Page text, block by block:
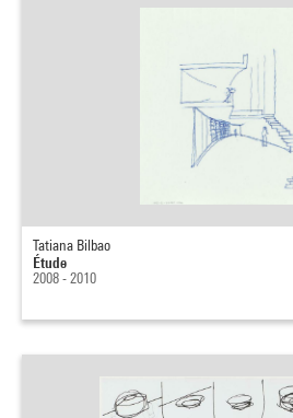
Tatiana Bilbao
Étude
2008 - 2010